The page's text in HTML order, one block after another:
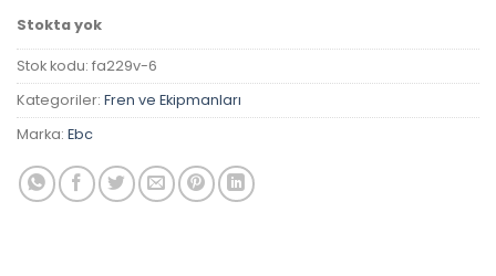
Stokta yok
Stok kodu: fa229v-6
Kategoriler: Fren ve Ekipmanları
Marka: Ebc